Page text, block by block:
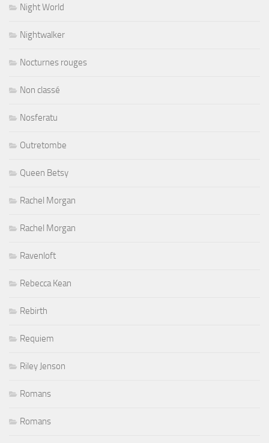
Night World
Nightwalker
Nocturnes rouges
Non classé
Nosferatu
Outretombe
Queen Betsy
Rachel Morgan
Rachel Morgan
Ravenloft
Rebecca Kean
Rebirth
Requiem
Riley Jenson
Romans
Romans